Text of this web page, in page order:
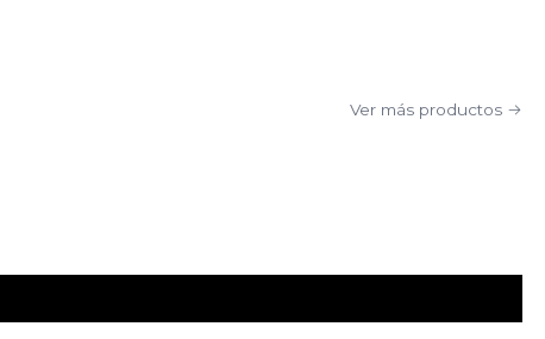
Ver más productos